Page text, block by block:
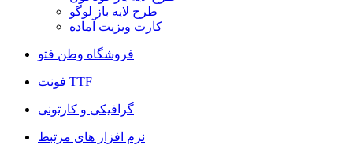
طرح لایه باز لوگو
کارت ویزیت آماده
فروشگاه وطن فتو
فونت TTF
گرافیکی و کارتونی
نرم افزار های مرتبط